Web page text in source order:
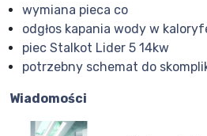
wymiana pieca co
odgłos kapania wody w
piec Stalkot Lider 5 14kw
potrzebny schemat do
Wiadomości